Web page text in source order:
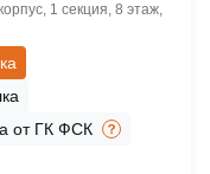
1 секция, 8 этаж,
от ГК ФСК